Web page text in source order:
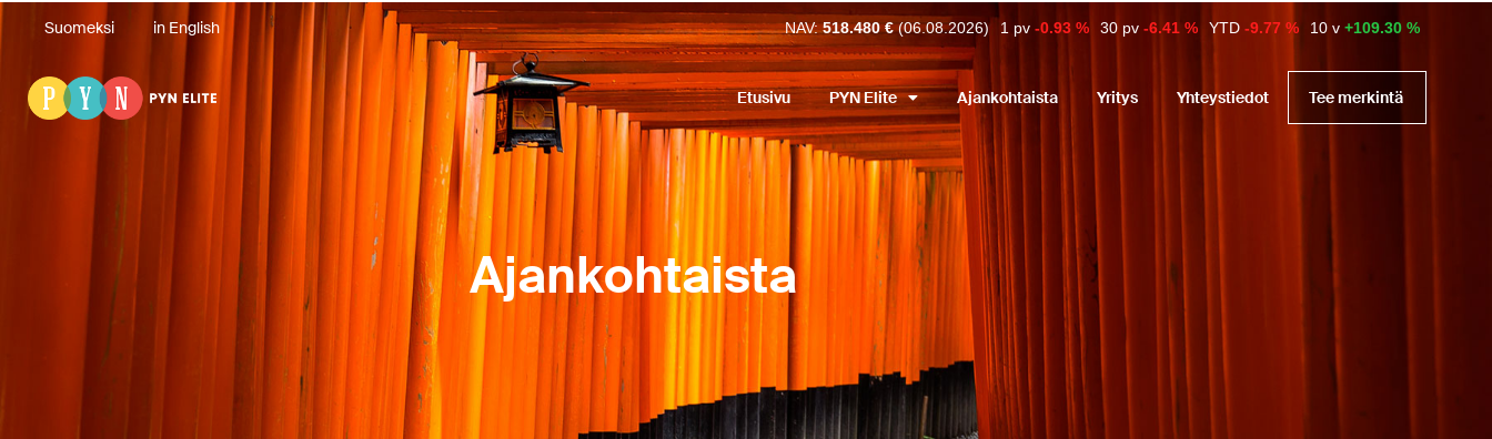
Suomeksi in English NAV: 518.480 € (06.08.2026) 1 pv -0.93 % 30 pv -6.41 % YTD -9.77 % 10 v +109.30 %
Etusivu PYN Elite Ajankohtaista Yritys Yhteystiedot Tee merkintä
Ajankohtaista